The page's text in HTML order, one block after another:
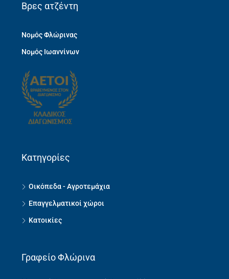
Βρες ατζέντη
Νομός Φλώρινας
Νομός Ιωαννίνων
Κατηγορίες
Οικόπεδα - Αγροτεμάχια
Επαγγελματικοί χώροι
Κατοικίες
Γραφείο Φλώρινα